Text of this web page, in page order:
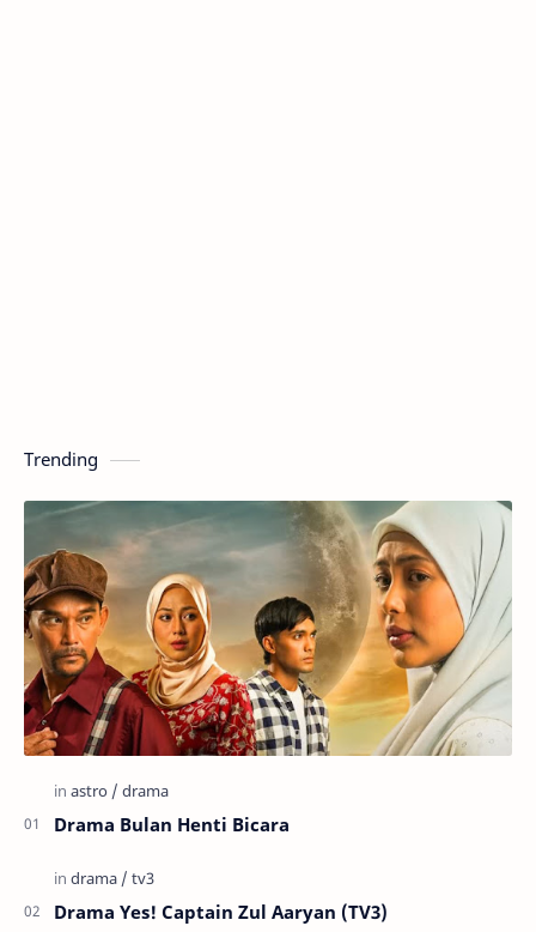
Trending
Drama Bulan Henti Bicara
Drama Yes! Captain Zul Aaryan (TV3)